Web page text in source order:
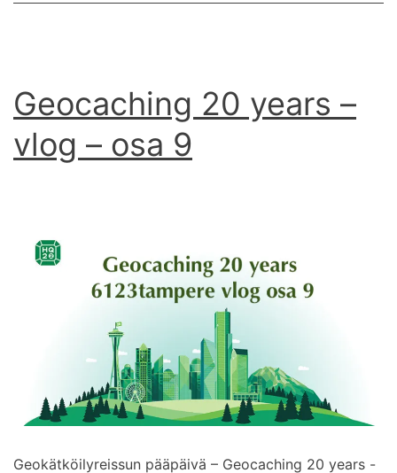
Geocaching 20 years –
vlog – osa 9
Geokätköilyreissun pääpäivä – Geocaching 20 years -